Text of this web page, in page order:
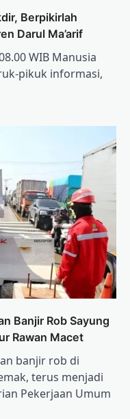
Berpikirlah
Darul Ma’arif
WIB Manusia
pikuk informasi,
Banjir Rob Sayung
Rawan Macet
banjir rob di
terus menjadi
Pekerjaan Umum